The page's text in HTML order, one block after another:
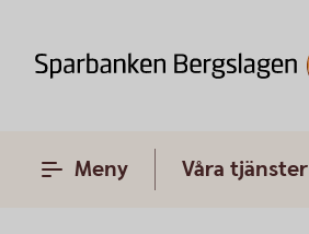
Meny Våra tjänster